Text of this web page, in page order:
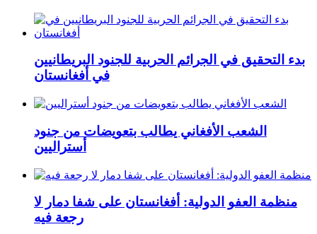
بدء التحقيق في الجرائم الحربیة للجنود البريطانيین
في أفغانستان
الشعب الأفغاني يطالب بتعويضات من جنود
أستراليين
منظمة العفو الدولية: أفغانستان على شفا دمار لا
رجعة فيه